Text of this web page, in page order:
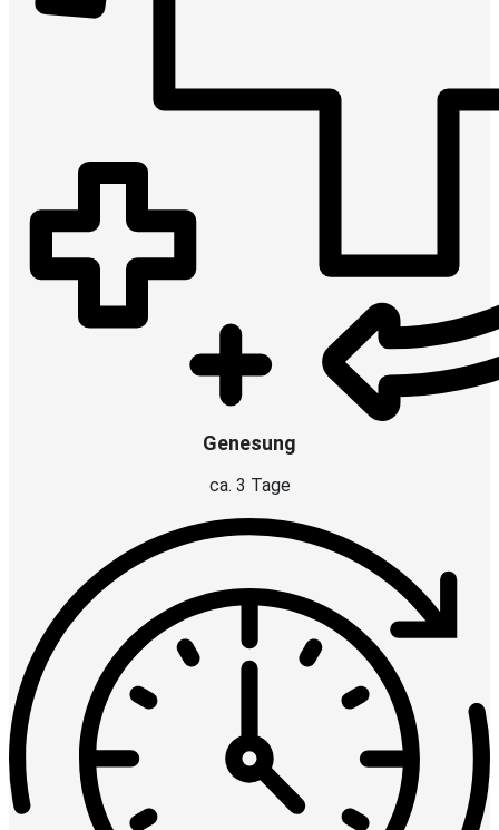
Genesung
ca. 3 Tage